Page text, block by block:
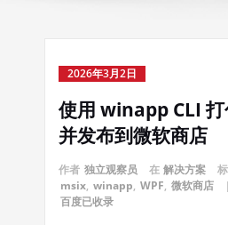
2026年3月2日
使用 winapp CLI 打
并发布到微软商店
作者 独立观察员 在 解决方案
msix, winapp, WPF, 微软商店
百度已收录